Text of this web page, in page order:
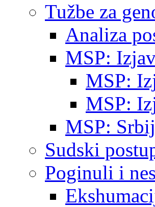
Tužbe za
Analiza
MSP:
MSP:
MSP:
MSP:
Sudski
Poginuli i